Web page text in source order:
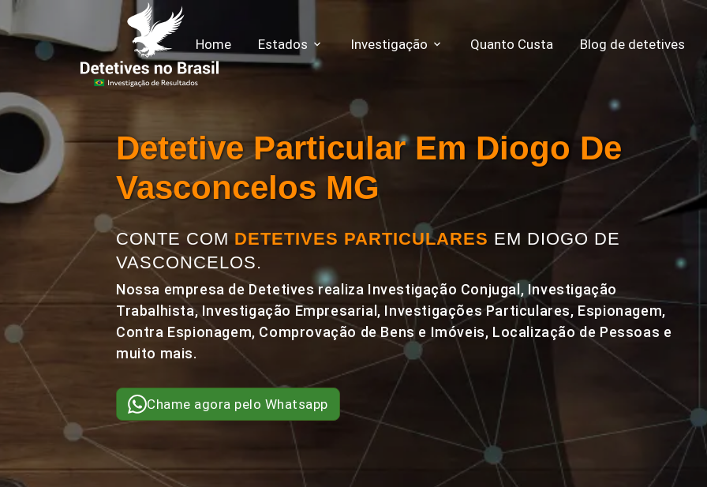
Home Estados Investigação Quanto Custa Blog de detetives
Detetive Particular Em Diogo De
Vasconcelos MG
CONTE COM DETETIVES PARTICULARES EM DIOGO DE
VASCONCELOS.
Nossa empresa de Detetives realiza Investigação Conjugal, Investigação
Trabalhista, Investigação Empresarial, Investigações Particulares, Espionagem,
Contra Espionagem, Comprovação de Bens e Imóveis, Localização de Pessoas e
muito mais.
Chame agora pelo Whatsapp